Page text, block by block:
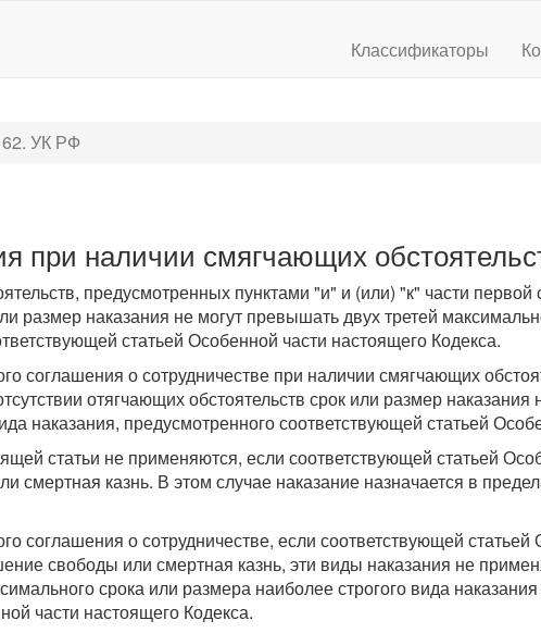
Классификаторы
62. УК РФ
при наличии смягчающих
предусмотренных пунктами "и" и (или) "к" части первой
размер наказания не могут превышать двух третей
статьей Особенной части настоящего Кодекса.
соглашения о сотрудничестве при наличии смягчающих
отягчающих обстоятельств срок или размер
наказания, предусмотренного соответствующей статьей
статьи не применяются, если соответствующей статьей
смертная казнь. В этом случае наказание назначается в
соглашения о сотрудничестве, если соответствующей
свободы или смертная казнь, эти виды наказания не
срока или размера наиболее строгого вида
части настоящего Кодекса.